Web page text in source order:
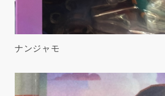
ナンジャモ